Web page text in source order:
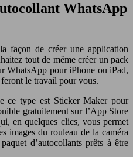
WhatsApp
façon de créer une application
tout de même créer un pack
WhatsApp pour iPhone ou iPad,
le travail pour vous.
ce type est Sticker Maker pour
gratuitement sur l’App Store
en quelques clics, vous permet
images du rouleau de la caméra
d’autocollants prêts à être